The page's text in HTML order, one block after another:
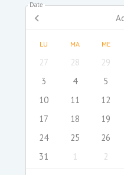
LU MA ME
27 28 29
3
4 5
10
11 12
17
18 19
24
25 26
31
1 2
Date